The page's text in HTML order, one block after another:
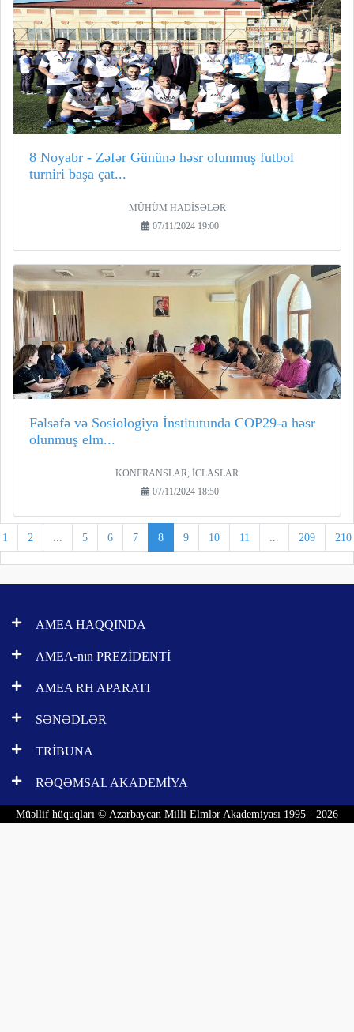
8 Noyabr - Zəfər Gününə həsr olunmuş futbol
turniri başa çat...
MÜHÜM HADİSƏLƏR
07/11/2024 19:00
Fəlsəfə və Sosiologiya İnstitutunda COP29-a həsr
olunmuş elm...
KONFRANSLAR, İCLASLAR
07/11/2024 18:50
1 2 ... 5 6 7 8 9 10 11 ... 209 210
AMEA HAQQINDA
AMEA-nın PREZİDENTİ
AMEA RH APARATI
SƏNƏDLƏR
TRİBUNA
RƏQƏMSAL AKADEMİYA
Müəllif hüquqları © Azərbaycan Milli Elmlər Akademiyası 1995 - 2026